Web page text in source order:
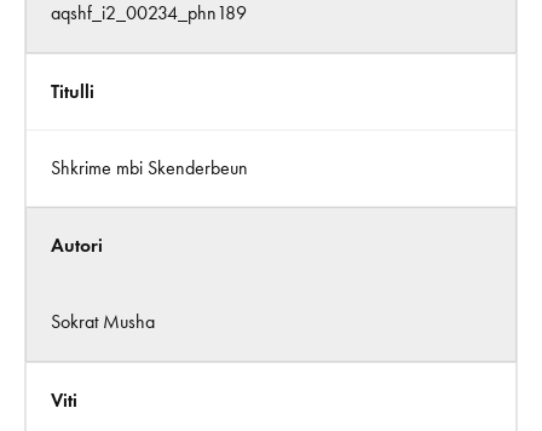
aqshf_i2_00234_phn189
Titulli
Shkrime mbi Skenderbeun
Autori
Sokrat Musha
Viti